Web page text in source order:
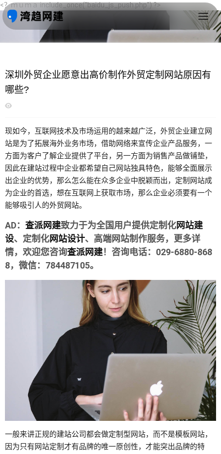
<？ｍｕｍａ include_once("baidu_js_push.php") ?>
深圳外贸企业愿意出高价制作外贸定制网站原因有
哪些?
现如今，互联网技术及市场运用的越来越广泛，外贸企业建立网
站是为了拓展海外业务市场，借助网络来宣传企业产品服务，一
方面为客户了解企业提供了平台，另一方面为销售产品做铺垫，
因此在建站过程中企业都希望自己网站独具特色，能够全面展示
出企业的优势，那么怎么能在众多企业中脱颖而出，定制网站成
为企业的首选，想在互联网上获取市场，那么企业必须要有一个
能够吸引人的外贸网站。
AD： 查派网建致力于为全国用户提供定制化网站建
设、定制化网站设计、高端网站制作服务，更多详
情，欢迎您咨询查派网建！咨询电话：029-6880-868
8，微信：784487105。
一般来讲正规的建站公司 都会做定制型网站，而不是模板网站，
因为只有网站定制才有品牌的唯一原创性，才能突出品牌的特